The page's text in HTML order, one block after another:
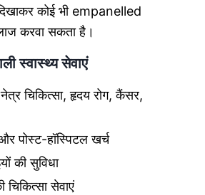
कोई भी empanelled
करवा सकता है।
स्वास्थ्य सेवाएं
चिकित्सा, हृदय रोग, कैंसर,
पोस्ट-हॉस्पिटल खर्च
की सुविधा
चिकित्सा सेवाएं